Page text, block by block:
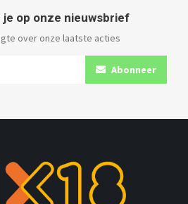
je op onze nieuwsbrief
over onze laatste acties
Abonneer